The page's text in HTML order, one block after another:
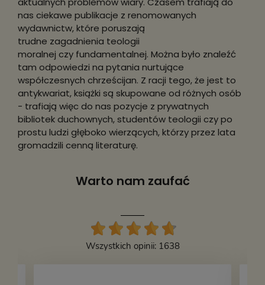
nas ciekawe publikacje z renomowanych
wydawnictw, które poruszają
trudne zagadnienia teologii
moralnej czy fundamentalnej. Można było znaleźć
tam odpowiedzi na pytania nurtujące
współczesnych chrześcijan. Z racji tego, że jest to
antykwariat, książki są skupowane od różnych osób
- trafiają więc do nas pozycje z prywatnych
bibliotek duchownych, studentów teologii czy po
prostu ludzi głęboko wierzących, którzy przez lata
gromadzili cenną literaturę.
Warto nam zaufać
Wszystkich opinii: 1638